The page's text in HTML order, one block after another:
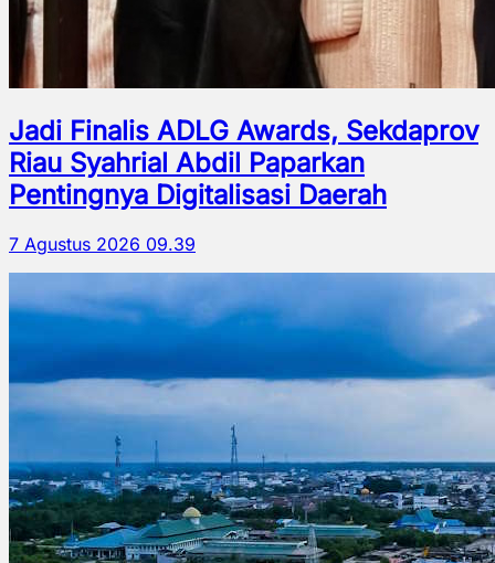
Jadi Finalis ADLG Awards, Sekdaprov
Riau Syahrial Abdil Paparkan
Pentingnya Digitalisasi Daerah
7 Agustus 2026 09.39